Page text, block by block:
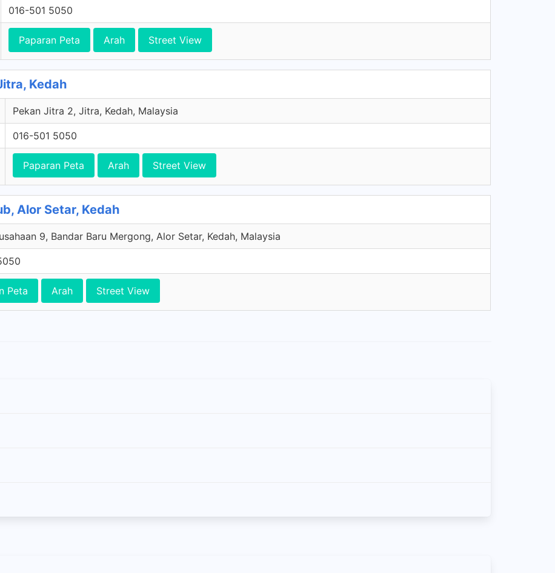
016-501 5050
Paparan Peta Arah Street View
Kedah
Pekan Jitra 2, Jitra, Kedah, Malaysia
016-501 5050
Paparan Peta Arah Street View
Alor Setar, Kedah
9, Bandar Baru Mergong, Alor Setar, Kedah, Malaysia
Peta Arah Street View